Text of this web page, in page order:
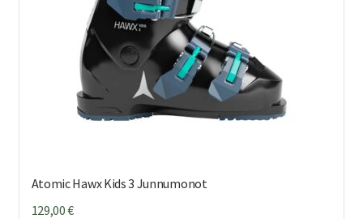
Atomic Hawx Kids 3 Junnumonot
129,00€